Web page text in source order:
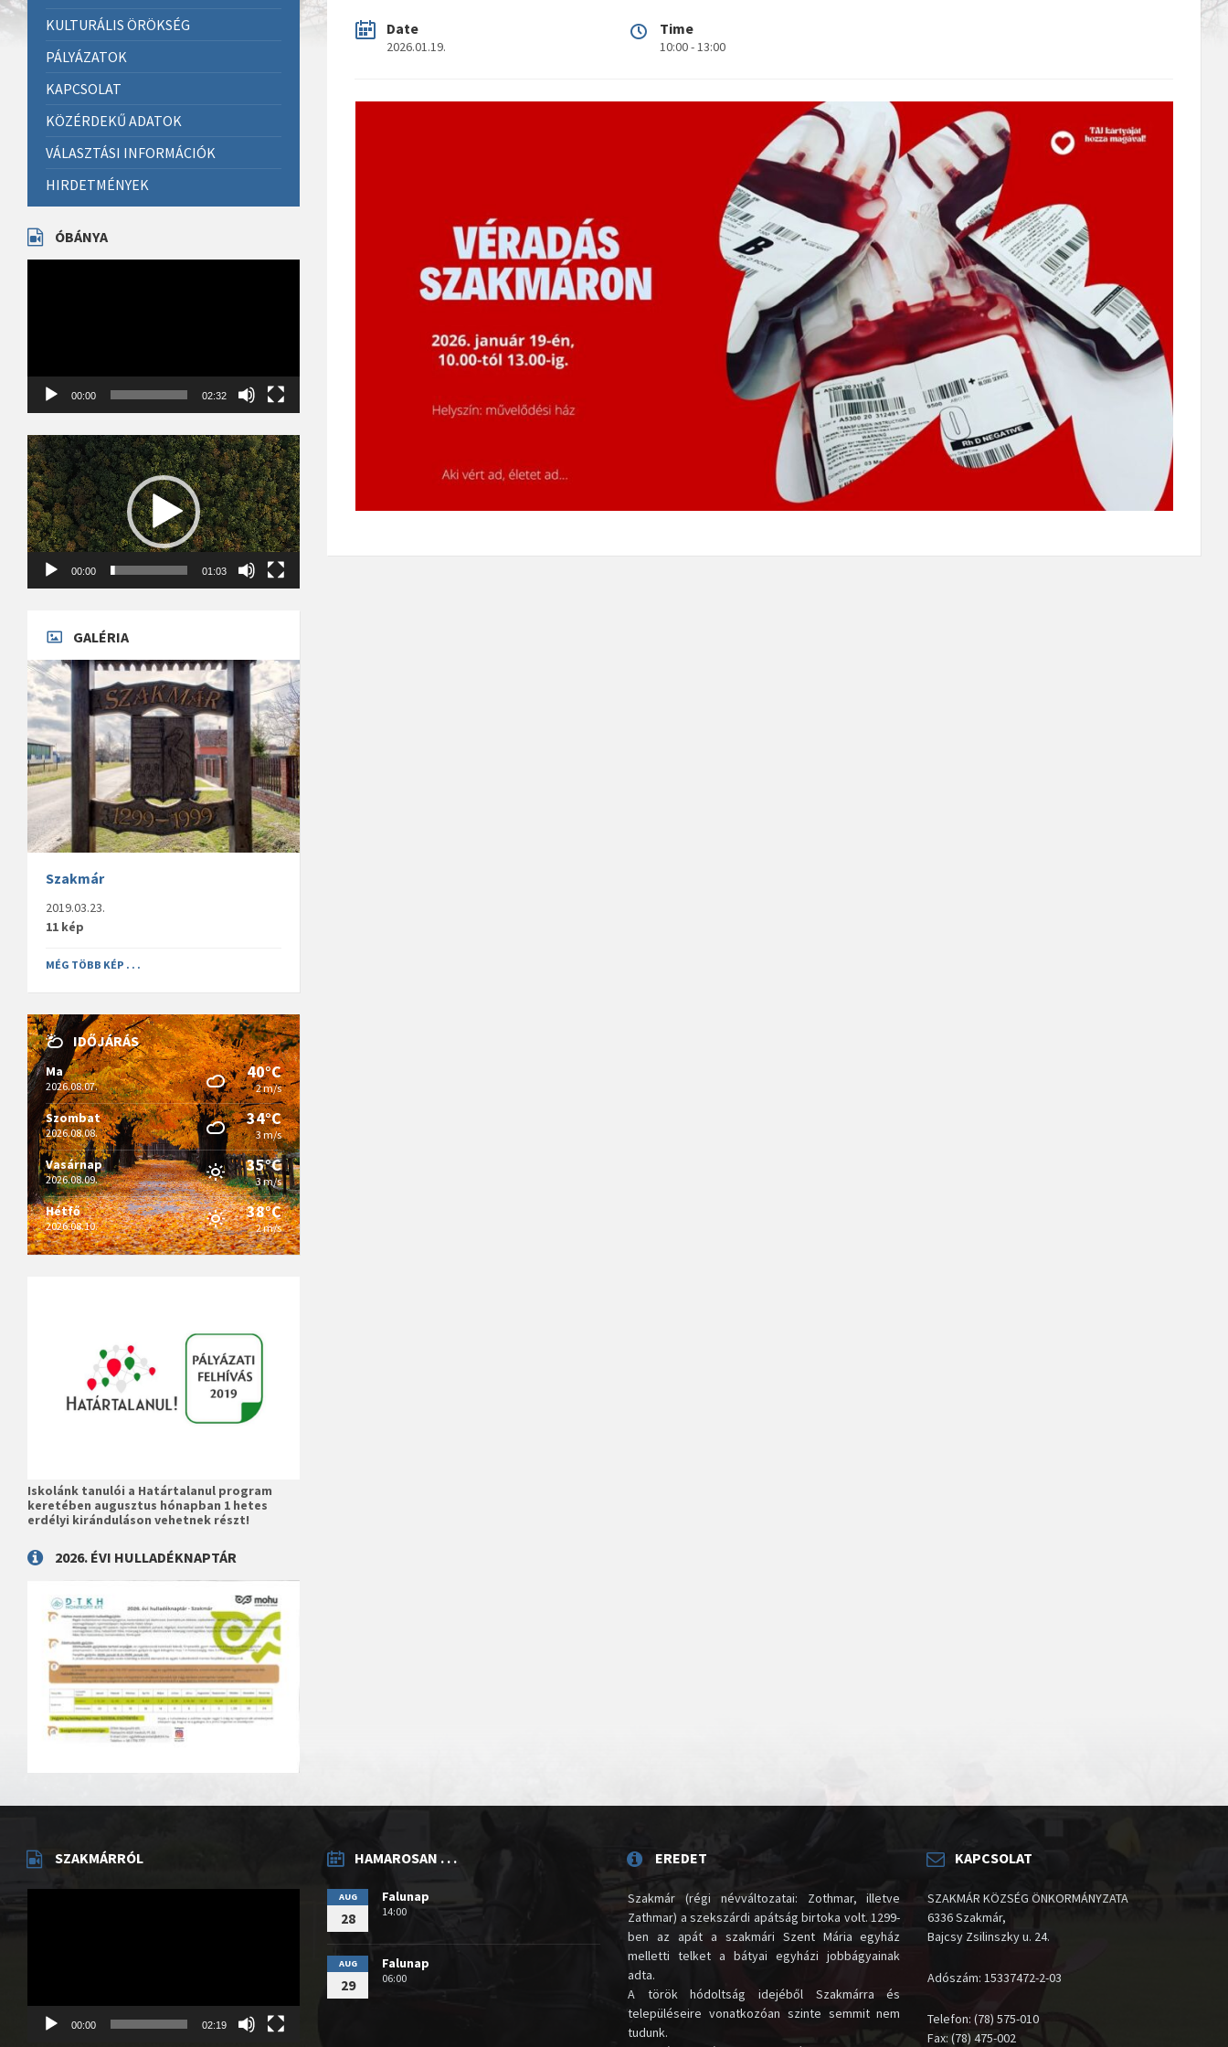
Date
2026.01.19.
Time
10:00 - 13:00
KULTURÁLIS ÖRÖKSÉG
PÁLYÁZATOK
KAPCSOLAT
KÖZÉRDEKŰ ADATOK
VÁLASZTÁSI INFORMÁCIÓK
HIRDETMÉNYEK
ÓBÁNYA
00:00 02:32
Videólejátszó
00:00 01:03
GALÉRIA
Szakmár
2019.03.23.
11 kép
MÉG TÖBB KÉP . . .
IDŐJÁRÁS
Ma
2026.08.07.
40°C
2 m/s
Szombat
2026.08.08.
34°C
3 m/s
Vasárnap
2026.08.09.
35°C
3 m/s
Hétfő
2026.08.10.
38°C
2 m/s
Iskolánk tanulói a Határtalanul program
keretében augusztus hónapban 1 hetes
erdélyi kiránduláson vehetnek részt!
2026. ÉVI HULLADÉKNAPTÁR
SZAKMÁRRÓL
00:00 02:19
HAMAROSAN . . .
AUG
28
Falunap
14:00
AUG
29
Falunap
06:00
EREDET
Szakmár (régi névváltozatai: Zothmar, illetve
Zathmar) a szekszárdi apátság birtoka volt. 1299-
ben az apát a szakmári Szent Mária egyház
melletti telket a bátyai egyházi jobbágyainak
adta.
A török hódoltság idejéből Szakmárra és
településeire vonatkozóan szinte semmit nem
tudunk.
KAPCSOLAT
SZAKMÁR KÖZSÉG ÖNKORMÁNYZATA
6336 Szakmár,
Bajcsy Zsilinszky u. 24.
Adószám: 15337472-2-03
Telefon: (78) 575-010
Fax: (78) 475-002